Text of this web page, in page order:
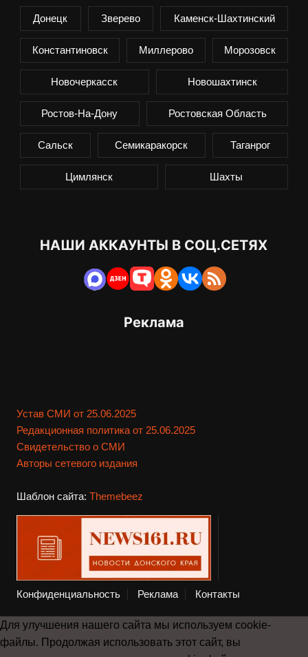
Донецк Зверево Каменск-Шахтинский
Константиновск Миллерово Морозовск
Новочеркасск Новошахтинск
Ростов-На-Дону Ростовская Область
Сальск Семикаракорск Таганрог
Цимлянск Шахты
НАШИ АККАУНТЫ В СОЦ.СЕТЯХ
Реклама
Устав СМИ от 25.06.2025
Редакционная политика от 25.06.2025
Свидетельство о СМИ
Авторы сетевого издания
Шаблон сайта: Themebeez
Конфиденциальность Реклама Контакты
Для улучшения нашего сайта мы используем cookie-
файлы. Продолжая использовать этот сайт, вы